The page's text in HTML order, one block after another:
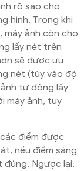
rõ sao cho
hình. Trong khi
máy ảnh còn cho
lấy nét trên
sẽ được ưu
nét (tùy vào độ
tự động lấy
máy ảnh, tuy
điểm được
nếu điểm sáng
đúng. Ngược lại,